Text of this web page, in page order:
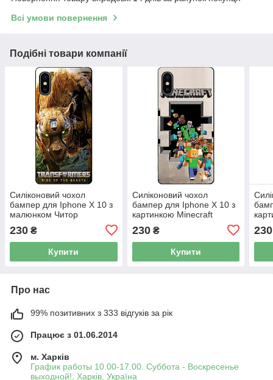
Всі умови повернення
Подібні товари компанії
Силіконовий чохол
бампер для Iphone X 10 з
малюнком Читор
Зверобати Трансформери
Transformers
230 ₴
Купити
Силіконовий чохол
бампер для Iphone X 10 з
картинкою Minecraft
230₴
Купити
230
Про нас
99% позитивних з 333 відгуків за рік
Працює з 01.06.2014
м. Харків
График работы 10.00-17.00. Суббота - Воскресенье
выходной!, Харків, Україна